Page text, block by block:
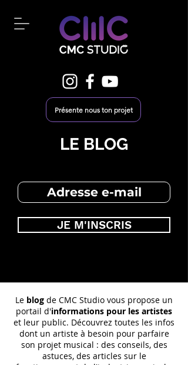
Présente nous ton projet
LE BLOG
JE M'INSCRIS
Le blog de CMC Studio vous propose un
portail d'informations pour les artistes
et leur public. Découvrez toutes les infos
dont un artiste à besoin pour parfaire
son projet musical : des conseils, des
astuces, des articles sur le